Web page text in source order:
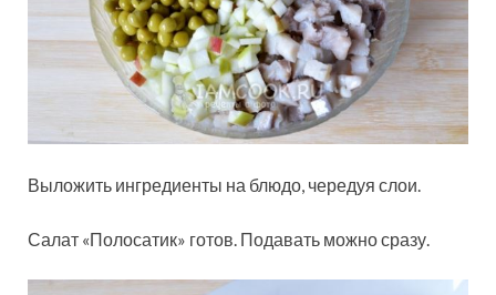
Выложить ингредиенты на блюдо, чередуя слои.
Салат «Полосатик» готов. Подавать можно сразу.